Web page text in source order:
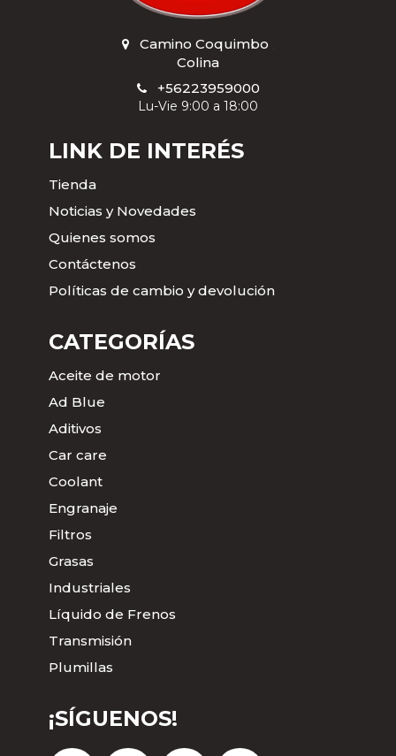
Camino Coquimbo
Colina
+56223959000
Lu-Vie 9:00 a 18:00
LINK DE INTERÉS
Tienda
Noticias y Novedades
Quienes somos
Contáctenos
Políticas de cambio y devolución
CATEGORÍAS
Aceite de motor
Ad Blue
Aditivos
Car care
Coolant
Engranaje
Filtros
Grasas
Industriales
Líquido de Frenos
Transmisión
Plumillas
¡SÍGUENOS!